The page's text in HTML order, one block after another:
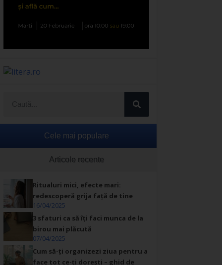
Cele mai populare
Articole recente
Ritualuri mici, efecte mari:
redescoperă grija față de tine
16/04/2025
3 sfaturi ca să îți faci munca de la
birou mai plăcută
07/04/2025
Cum să-ți organizezi ziua pentru a
face tot ce-ți dorești – ghid de